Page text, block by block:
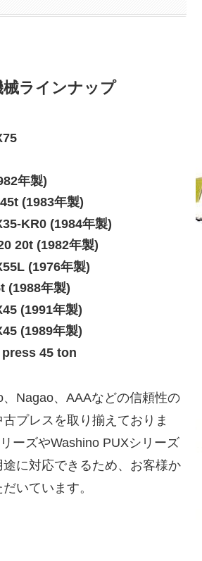
ラインナップ
年製)
(1983年製)
KR0 (1984年製)
20t (1982年製)
(1976年製)
(1988年製)
(1991年製)
(1989年製)
45 ton
Nagao、AAAなどの信頼性の
プレスを取り揃えておりま
ーズやWashino PUXシリーズ
に対応できるため、お客様か
いています。